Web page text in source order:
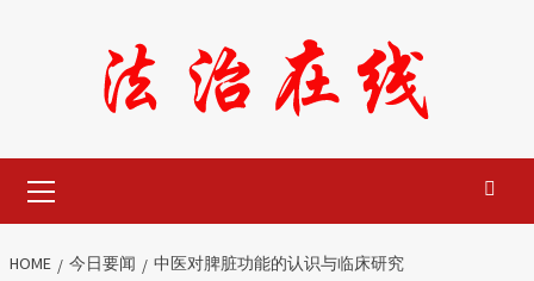
Menu
HOME 今日要闻 中医对脾脏功能的认识与临床研究